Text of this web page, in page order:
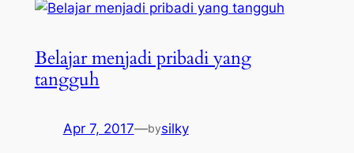
Belajar menjadi pribadi yang
tangguh
Apr 7, 2017—bysilky